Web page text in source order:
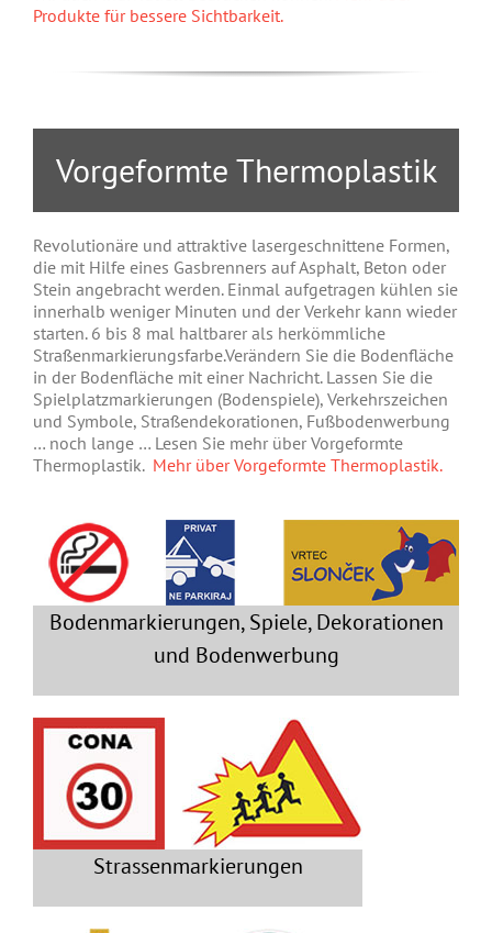
Produkte für bessere Sichtbarkeit.
Vorgeformte Thermoplastik
Revolutionäre und attraktive lasergeschnittene Formen,
die mit Hilfe eines Gasbrenners auf Asphalt, Beton oder
Stein angebracht werden. Einmal aufgetragen kühlen sie
innerhalb weniger Minuten und der Verkehr kann wieder
starten. 6 bis 8 mal haltbarer als herkömmliche
Straßenmarkierungsfarbe.Verändern Sie die Bodenfläche
in der Bodenfläche mit einer Nachricht. Lassen Sie die
Spielplatzmarkierungen (Bodenspiele), Verkehrszeichen
und Symbole, Straßendekorationen, Fußbodenwerbung
… noch lange … Lesen Sie mehr über Vorgeformte
Thermoplastik. Mehr über Vorgeformte Thermoplastik.
Bodenmarkierungen, Spiele, Dekorationen
und Bodenwerbung
Strassenmarkierungen